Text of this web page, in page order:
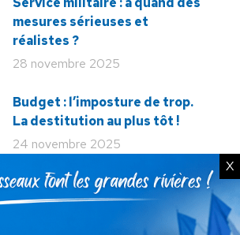
mesures sérieuses et
réalistes ?
28 novembre 2025
Budget : l’imposture de trop.
La destitution au plus tôt !
24 novembre 2025
X